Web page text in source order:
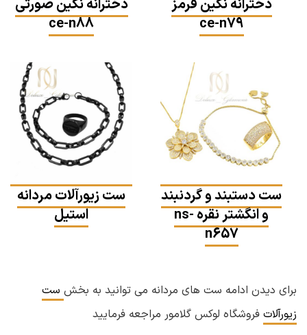
دخترانه نگین قرمز
ce-n79
دخترانه نگین صورتی
ce-n88
ست دستبند و گردنبند
و انگشتر نقره ns-
n657
ست زیورآلات مردانه
استیل
برای دیدن ادامه ست های مردانه می توانید به بخش ست
زیورآلات فروشگاه لوکس گلامور مراجعه فرمایید